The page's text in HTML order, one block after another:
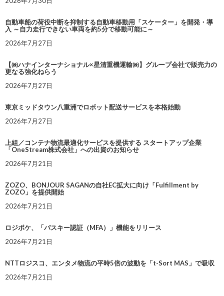
自動車船の荷役中断を抑制する自動車移動用「スケーター」を開発・導
入 ～自力走行できない車両を約5分で移動可能に～
2026年7月27日
【㈱ハナインターナショナル×星清重機運輸㈱】グループ会社で販売力の
更なる強化ねらう
2026年7月27日
東京ミッドタウン八重洲でロボット配送サービスを本格始動
2026年7月27日
上組／コンテナ物流最適化サービスを提供する スタートアップ企業
「OneStream株式会社」への出資のお知らせ
2026年7月21日
ZOZO、BONJOUR SAGANの自社EC拡大に向け「Fulfillment by
ZOZO」を提供開始
2026年7月21日
ロジポケ、「パスキー認証（MFA）」機能をリリース
2026年7月21日
NTTロジスコ、エンタメ物流の平時5倍の波動を「t-Sort MAS」で吸収
2026年7月21日